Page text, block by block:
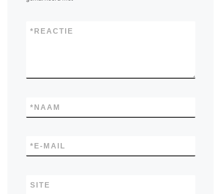
REACTIE
*
NAAM
*
E-MAIL
*
SITE